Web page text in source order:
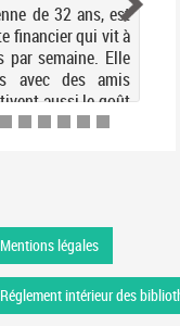
de 32 ans, est
financier qui vit à
par semaine. Elle
avec des amis
aussi le goût
décalage. La
Mentions légales
Réglement intérieur des